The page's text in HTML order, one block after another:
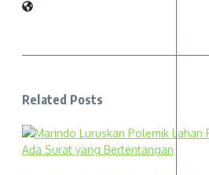
Related Posts